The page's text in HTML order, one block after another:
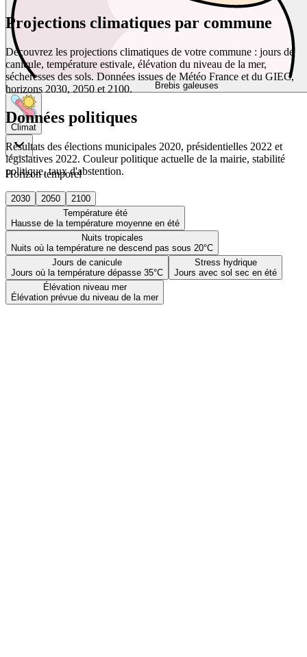
Brebis galeuses
Climat
Horizon temporel
2030 2050
2100
Température été
Hausse de la température moyenne en été
Nuits tropicales
Nuits où la température ne descend pas sous 20°C
Jours de canicule
Jours où la température dépasse 35°C
Stress hydrique
Jours avec sol sec en été
Élévation niveau mer
Élévation prévue du niveau de la mer
Projections climatiques par commune
Découvrez les projections climatiques de votre commune : jours de
canicule, température estivale, élévation du niveau de la mer,
sécheresses des sols. Données issues de Météo France et du GIEC,
horizons 2030, 2050 et 2100.
Données politiques
Résultats des élections municipales 2020, présidentielles 2022 et
législatives 2022. Couleur politique actuelle de la mairie, stabilité
politique, taux d'abstention.